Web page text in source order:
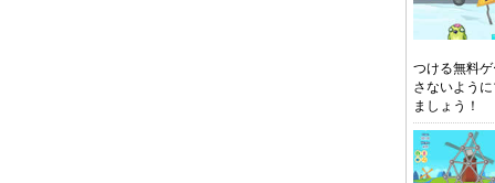
つける無料
さないよう
ましょう！